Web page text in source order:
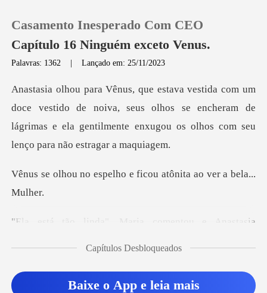
0
Sair
Casamento Inesperado Com CEO
Capítulo 16 Ninguém exceto Venus.
Palavras: 1362 |Lançado em: 25/11/2023
ido de noiva, seus olhos se encheram de
lágrimas e ela gentilme
lho e ficou atônita ao
ria comentou e Anastasia
realm
Capítulos Desbloqueados
Baixe o App e leia mais